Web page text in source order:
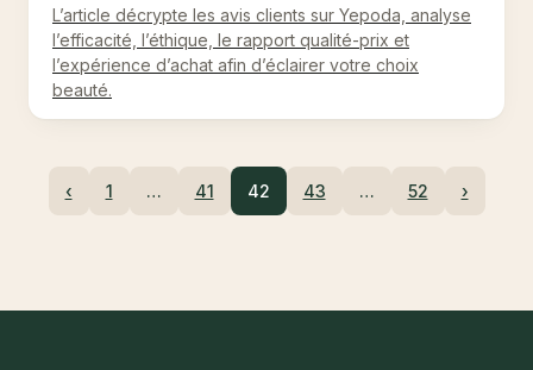
L’article décrypte les avis clients sur Yepoda, analyse
l’efficacité, l’éthique, le rapport qualité-prix et
l’expérience d’achat afin d’éclairer votre choix
beauté.
‹ 1 … 41 42 43 … 52 ›